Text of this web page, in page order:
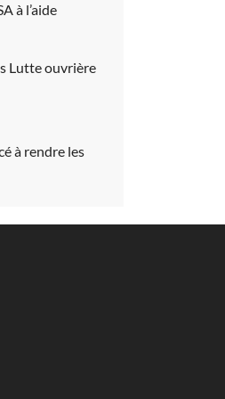
à l’aide
Lutte ouvrière
à rendre les